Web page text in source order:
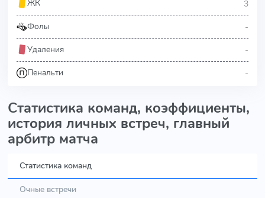
ЖК
3
Фолы -
Удаления -
Пенальти -
Статистика команд, коэффициенты,
история личных встреч, главный
арбитр матча
Статистика команд
Очные встречи